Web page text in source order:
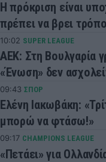
Η πρόκριση είναι
πρέπει να βρει
10:02 SUPER LEAGUE
ΑΕΚ: Στη Βουλγαρία
«Ένωση» δεν
09:43 ΣΠΟΡ
Ελένη Ιακωβάκη:
μπορώ να φτάσω!»
09:17 CHAMPIONS LEAGUE
«Πετάει» για